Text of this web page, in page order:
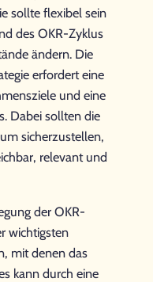
sollte flexibel sein
des OKR-Zyklus
ändern. Die
erfordert eine
und eine
Dabei sollten die
sicherzustellen,
relevant und
der OKR-
wichtigsten
mit denen das
kann durch eine